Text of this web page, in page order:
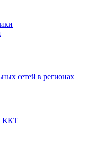
сетей в регионах
ККТ